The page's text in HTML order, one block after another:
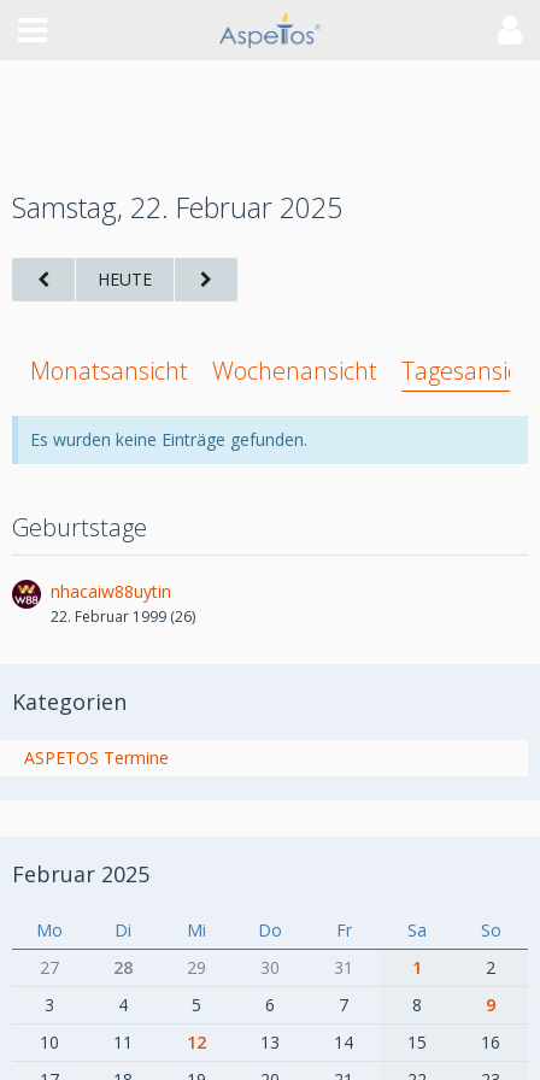
Samstag, 22. Februar 2025
HEUTE
Monatsansicht Wochenansicht Tagesansicht
Es wurden keine Einträge gefunden.
Geburtstage
nhacaiw88uytin
22. Februar 1999 (26)
Kategorien
ASPETOS Termine
Februar 2025
Mo Di Mi Do Fr Sa
So
27
28 29 30 31 1
2
3
4 5 6 7 8
9
10
11 12 13 14 15
16